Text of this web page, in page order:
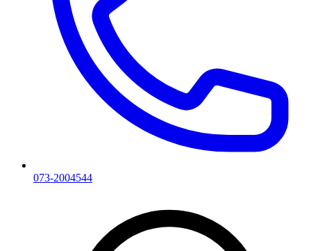
073-2004544